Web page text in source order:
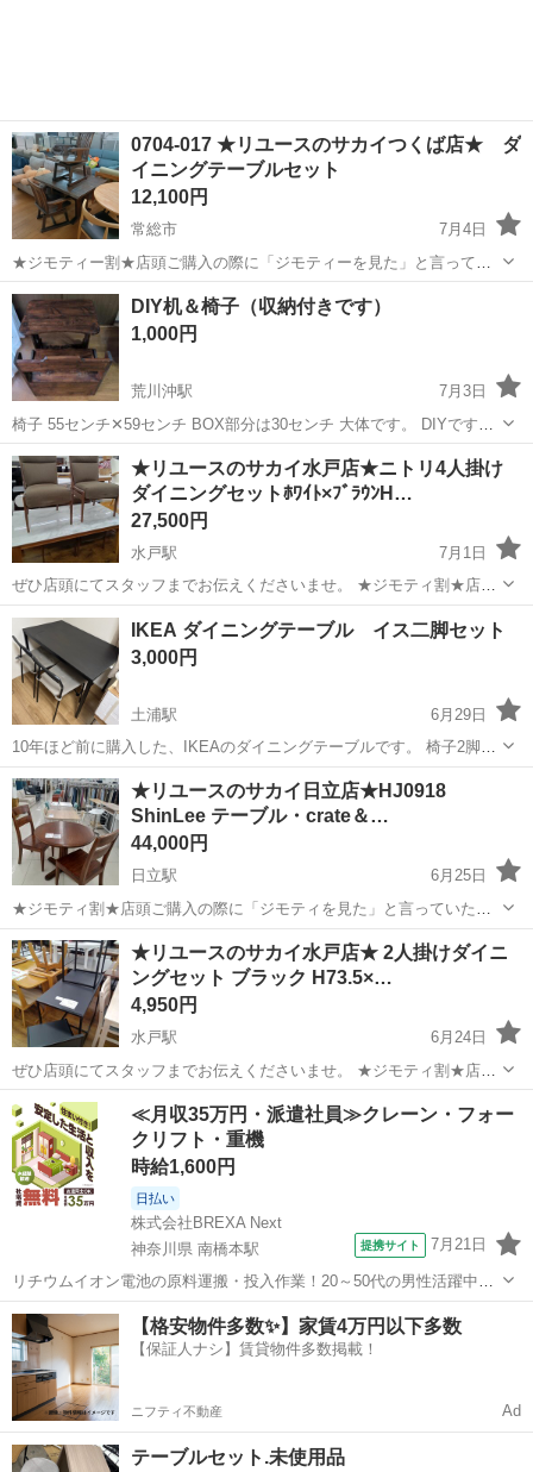
0704-017 ★リユースのサカイつくば店★ ダ
イニングテーブルセット
12,100円
常総市
7月4日
★ジモティー割★店頭ご購入の際に「ジモティーを見た」と言ってい
ただくとジモティー限定価格（掲載価格の10%OFF）でご購入が可能
です。 必ずご精算前にスタッフまでお伝えくださいませ。 ■引越でお
なじみ、サカイ引越セン...
茨城 常総市 ダイニングセット サカイ
DIY机＆椅子（収納付きです）
1,000円
荒川沖駅
7月3日
椅子 55センチ✕59センチ BOX部分は30センチ 大体です。 DIYですの
で、 現状お渡しで御了承頂ける方 宜しくお願いします。 家の中で使
用しておりましたので 状態は良いかと思います。 机 60センチ✕47セ
ンチ 高...
茨城 稲敷郡 荒川沖駅 ダイニングセット DIY
★リユースのサカイ水戸店★ニトリ4人掛け
ダイニングセットﾎﾜｲﾄ×ﾌﾞﾗｳﾝH…
27,500円
水戸駅
7月1日
ぜひ店頭にてスタッフまでお伝えくださいませ。 ★ジモティ割★店頭
ご購入の際に「ジモティを見た」と言っていただくとジモティ限定価
格（掲載価格の10%OFF）でご購入が可能です。 ■引越でおなじみ、
サカイ引越センターのリユー...
茨城 水戸市 水戸駅 ダイニングセット サカイ
IKEA ダイニングテーブル イス二脚セット
3,000円
土浦駅
6月29日
10年ほど前に購入した、IKEAのダイニングテーブルです。 椅子2脚
と、専用のチェアクッションセットです。 【購入時価格】ごうけいで
10000円程 【サイズ】 110×67cm(IKEAより) 【傷などの状態】少し
使用感が...
茨城 土浦市 土浦駅 ダイニングセット
★リユースのサカイ日立店★HJ0918
ShinLee テーブル・crate＆…
44,000円
日立駅
6月25日
★ジモティ割★店頭ご購入の際に「ジモティを見た」と言っていただ
くとジモティ限定価格（掲載価格の10%OFF）でご購入が可能です。
ぜひ店頭にてスタッフまでお伝えくださいませ。 ----------------------...
茨城 日立市 日立駅 ダイニングセット
★リユースのサカイ水戸店★ 2人掛けダイニ
ングセット ブラック H73.5×…
4,950円
水戸駅
6月24日
ぜひ店頭にてスタッフまでお伝えくださいませ。 ★ジモティ割★店頭
ご購入の際に「ジモティを見た」と言っていただくとジモティ限定価
格（掲載価格の10%OFF）でご購入が可能です。 ■引越でおなじみ、
サカイ引越センターのリユー...
茨城 水戸市 水戸駅 ダイニングセット
≪月収35万円・派遣社員≫クレーン・フォー
クリフト・重機
時給1,600円
日払い
株式会社BREXA Next
神奈川県 南橋本駅
提携サイト 7月21日
リチウムイオン電池の原料運搬・投入作業！20～50代の男性活躍中★
ワンルーム寮完備！赴任旅費会社負担！年間休日130日★フォークリフ
ト免許お持ちの方、活躍中！就業先食堂利用可★《神奈川県相模原
市》 人気の工場のお仕事 ◇電...
神奈川 相模原市 南橋本駅 その他
【格安物件多数✨】家賃4万円以下多数
【保証人ナシ】賃貸物件多数掲載！
ニフティ不動産 Ad
テーブルセット.未使用品